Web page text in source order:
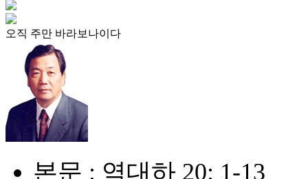
오직 주만 바라보나이다
본문 : 역대하 20: 1-13